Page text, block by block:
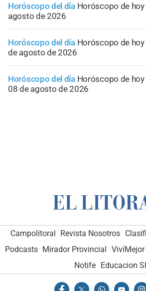
Horóscopo del día Horóscopo de
agosto de 2026
Horóscopo del día Horóscopo de
de agosto de 2026
Horóscopo del día Horóscopo de
08 de agosto de 2026
Campolitoral Revista Nosotros
Podcasts Mirador Provincial VivíMejor
Notife
Educacion